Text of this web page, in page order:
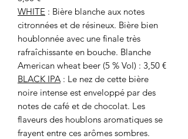
WHITE : Bière blanche aux notes
citronnées et de résineux. Bière bien
houblonnée avec une finale très
rafraîchissante en bouche. Blanche
American wheat beer (5 % Vol) : 3,50 €
BLACK IPA : Le nez de cette bière
noire intense est enveloppé par des
notes de café et de chocolat. Les
flaveurs des houblons aromatiques se
frayent entre ces arômes sombres.